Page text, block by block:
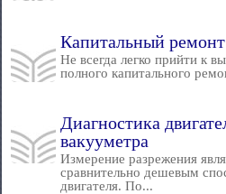
Капитальный ремонт
Не всегда легко прийти к
полного капитального
Диагностика
вакууметра
Измерение разрежения
сравнительно дешевым
двигателя. По...